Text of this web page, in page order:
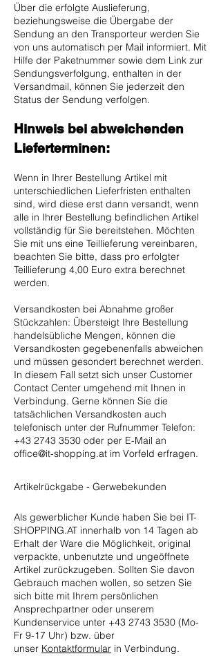
Über die erfolgte Auslieferung,
beziehungsweise die Übergabe der
Sendung an den Transporteur werden Sie
von uns automatisch per Mail informiert. Mit
Hilfe der Paketnummer sowie dem Link zur
Sendungsverfolgung, enthalten in der
Versandmail, können Sie jederzeit den
Status der Sendung verfolgen.
Hinweis bei abweichenden
Lieferterminen:
Wenn in Ihrer Bestellung Artikel mit
unterschiedlichen Lieferfristen enthalten
sind, wird diese erst dann versandt, wenn
alle in Ihrer Bestellung befindlichen Artikel
vollständig für Sie bereitstehen. Möchten
Sie mit uns eine Teillieferung vereinbaren,
beachten Sie bitte, dass pro erfolgter
Teillieferung 4,00 Euro extra berechnet
werden.
Versandkosten bei Abnahme großer
Stückzahlen: Übersteigt Ihre Bestellung
handelsübliche Mengen, können die
Versandkosten gegebenenfalls abweichen
und müssen gesondert berechnet werden.
In diesem Fall setzt sich unser Customer
Contact Center umgehend mit Ihnen in
Verbindung. Gerne können Sie die
tatsächlichen Versandkosten auch
telefonisch unter der Rufnummer Telefon:
+43 2743 3530 oder per E-Mail an
office@it-shopping.at im Vorfeld erfragen.
Artikelrückgabe - Gerwebekunden
Als gewerblicher Kunde haben Sie bei IT-
SHOPPING.AT innerhalb von 14 Tagen ab
Erhalt der Ware die Möglichkeit, original
verpackte, unbenutzte und ungeöffnete
Artikel zurückzugeben. Sollten Sie davon
Gebrauch machen wollen, so setzen Sie
sich bitte mit Ihrem persönlichen
Ansprechpartner oder unserem
Kundenservice unter +43 2743 3530 (Mo-
Fr 9-17 Uhr) bzw. über
unser Kontaktformular in Verbindung.